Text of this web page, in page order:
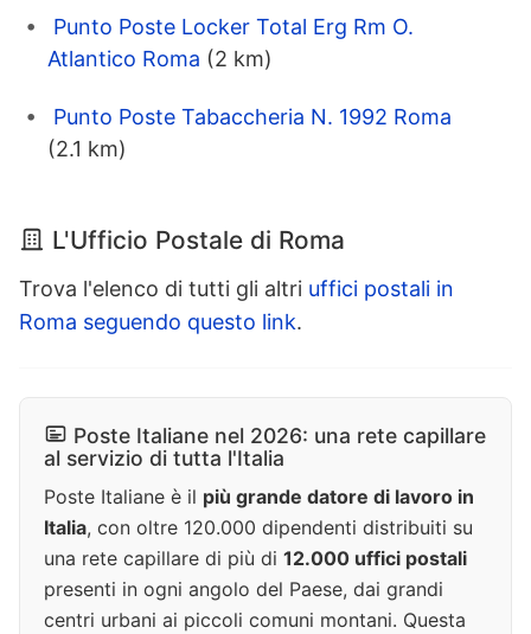
Punto Poste Locker Total Erg Rm O.
Atlantico Roma (2 km)
Punto Poste Tabaccheria N. 1992 Roma
(2.1 km)
L'Ufficio Postale di Roma
Trova l'elenco di tutti gli altri uffici postali in
Roma seguendo questo link.
Poste Italiane nel 2026: una rete capillare
al servizio di tutta l'Italia
Poste Italiane è il più grande datore di lavoro in
Italia, con oltre 120.000 dipendenti distribuiti su
una rete capillare di più di 12.000 uffici postali
presenti in ogni angolo del Paese, dai grandi
centri urbani ai piccoli comuni montani. Questa